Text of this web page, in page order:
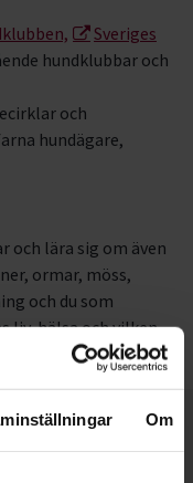
Om
Sveriges
hundklubbar och
och
hundägare,
och lära sig om även
ormar, möss,
och du som
liv, hälsa och vilken